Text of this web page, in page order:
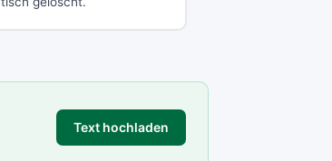
Text hochladen